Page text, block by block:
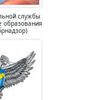
службы
образования